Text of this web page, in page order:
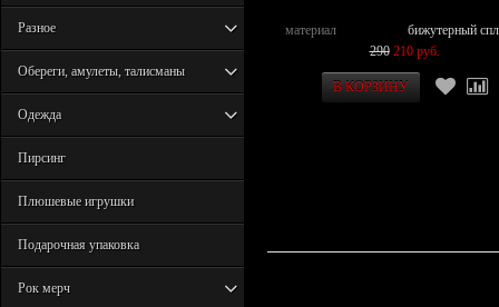
Разное
Обереги, амулеты, талисманы
Одежда
Пирсинг
Плюшевые игрушки
Подарочная упаковка
Рок мерч
материал
бижутерный
290 210 руб.